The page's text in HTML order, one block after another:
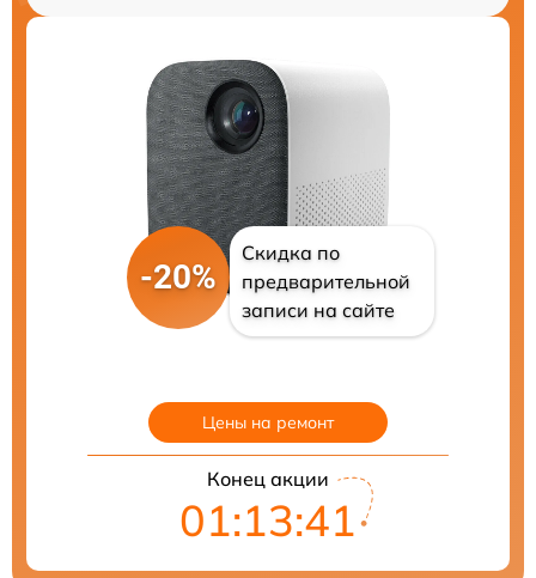
-20%
Скидка по
предварительной
записи на сайте
Цены на ремонт
Конец акции
01:13:40